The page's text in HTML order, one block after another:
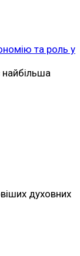
та роль у
духовних